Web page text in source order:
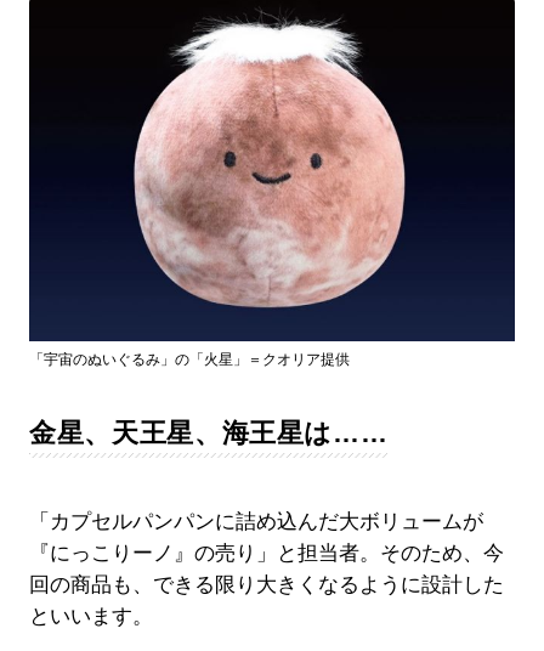
「宇宙のぬいぐるみ」の「火星」＝クオリア提供
金星、天王星、海王星は……
「カプセルパンパンに詰め込んだ大ボリュームが
『にっこりーノ』の売り」と担当者。そのため、今
回の商品も、できる限り大きくなるように設計した
といいます。